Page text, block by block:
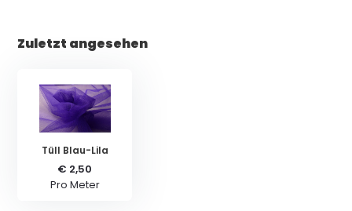
Zuletzt angesehen
Tüll Blau-Lila
€ 2,50
Pro Meter